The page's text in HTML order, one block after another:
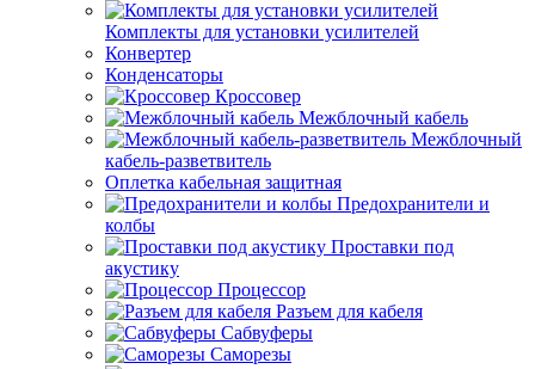
Комплекты для установки усилителей
Конвертер
Конденсаторы
Кроссовер
Межблочный кабель
Межблочный
кабель-разветвитель
Оплетка кабельная защитная
Предохранители и
колбы
Проставки под
акустику
Процессор
Разъем для кабеля
Сабвуферы
Саморезы